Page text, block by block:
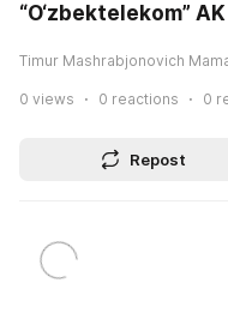
“O‘zbektelekom”
Timur Mashrabjonovich
0 views 0 reactions 0
Repost